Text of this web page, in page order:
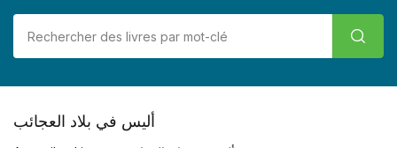
أليس في بلاد العجائب